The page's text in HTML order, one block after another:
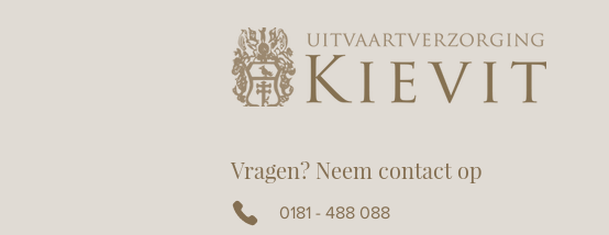
Vragen? Neem contact op
0181 - 488 088